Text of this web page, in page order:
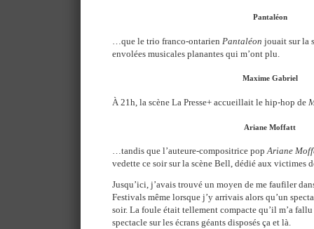
Pantaléon
…que le trio franco-ontarien Pantaléon jouait sur la
envolées musicales planantes qui m’ont plu.
Maxime Gabriel
À 21h, la scène La Presse+ accueillait le hip-hop de
Ariane Moffatt
…tandis que l’auteure-compositrice popAriane
vedette ce soir sur la scène Bell, dédié aux victimes
Jusqu’ici, j’avais trouvé un moyen de me faufiler
Festivals même lorsque j’y arrivais alors qu’un
soir. La foule était tellement compacte qu’il m’a
spectacle sur les écrans géants disposés ça et là.